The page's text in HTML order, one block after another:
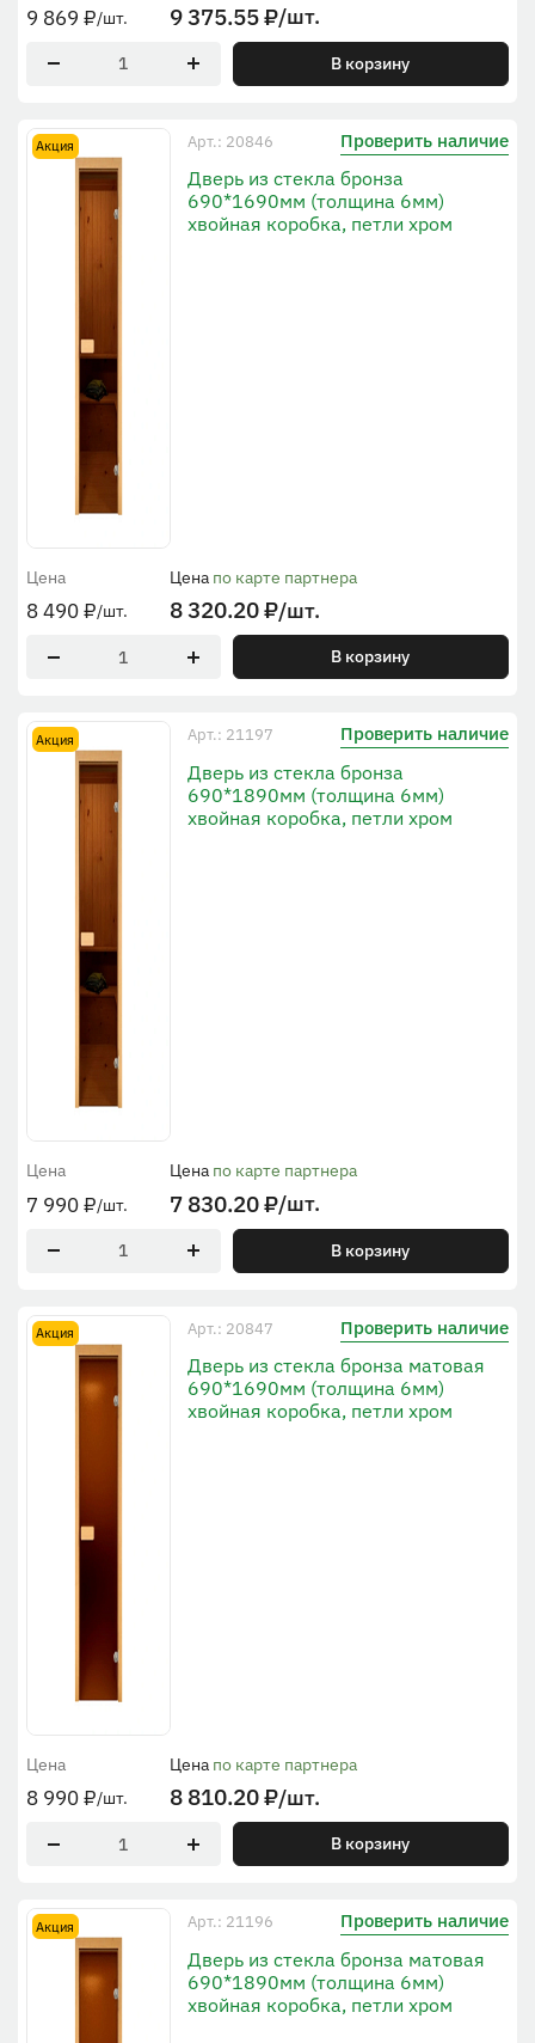
9 869 ₽/шт. 9 375.55₽/шт.
В корзину
Акция Арт.: 20846 Проверить наличие
Дверь из стекла бронза
690*1690мм (толщина 6мм)
хвойная коробка, петли хром
Цена
8 490₽/шт.
Цена по карте партнера
8 320.20₽/шт.
В корзину
Акция Арт.: 21197 Проверить наличие
Дверь из стекла бронза
690*1890мм (толщина 6мм)
хвойная коробка, петли хром
Цена
7 990₽/шт.
Цена по карте партнера
7 830.20₽/шт.
В корзину
Акция Арт.: 20847 Проверить наличие
Дверь из стекла бронза матовая
690*1690мм (толщина 6мм)
хвойная коробка, петли хром
Цена
8 990₽/шт.
Цена по карте партнера
8 810.20₽/шт.
В корзину
Акция Арт.: 21196 Проверить наличие
Дверь из стекла бронза матовая
690*1890мм (толщина 6мм)
хвойная коробка, петли хром